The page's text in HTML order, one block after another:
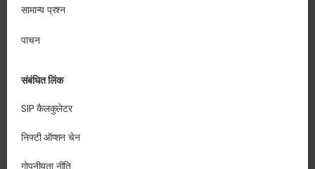
सामान्य प्रश्न
पाचन
संबंधित लिंक
SIP कैलकुलेटर
निफ्टी ऑप्शन चेन
गोपनीयता नीति